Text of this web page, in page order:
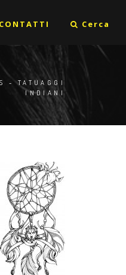
CONTATTI Cerca
- TATUAGGI
INDIANI